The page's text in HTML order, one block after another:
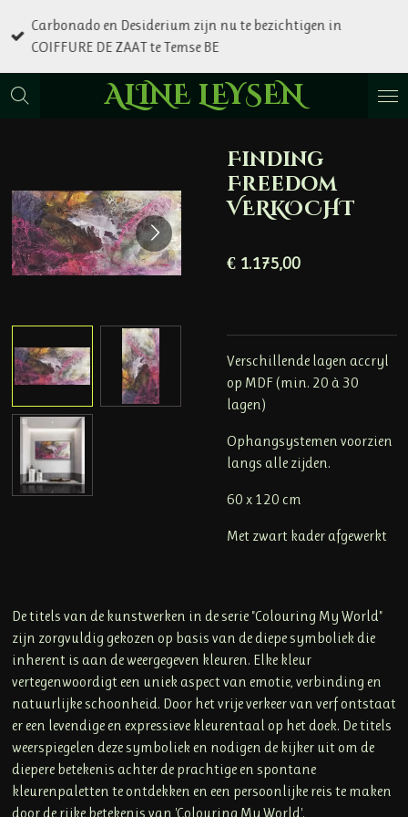
direct
de
hoofdinhoud
ALINE LEYSEN
Carbonado en Desiderium zijn nu te bezichtigen in
COIFFURE DE ZAAT te Temse BE
Finding
Freedom
VERKOCHT
€ 1.175,00
Verschillende lagen accryl
op MDF (min. 20 à 30
lagen)
Ophangsystemen voorzien
langs alle zijden.
60 x 120 cm
Met zwart kader afgewerkt
De titels van de kunstwerken in de serie "Colouring My World"
zijn zorgvuldig gekozen op basis van de diepe symboliek die
inherent is aan de weergegeven kleuren. Elke kleur
vertegenwoordigt een uniek aspect van emotie, verbinding en
natuurlijke schoonheid. Door het vrije verkeer van verf ontstaat
er een levendige en expressieve kleurentaal op het doek. De titels
weerspiegelen deze symboliek en nodigen de kijker uit om de
diepere betekenis achter de prachtige en spontane
kleurenpaletten te ontdekken en een persoonlijke reis te maken
door de rijke betekenis van 'Colouring My World'.